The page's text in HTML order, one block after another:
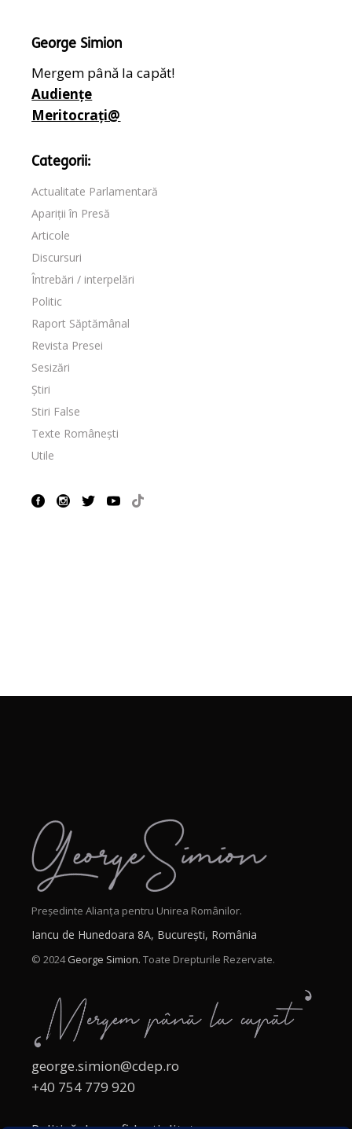
George Simion
Mergem până la capăt!
Audiențe
Meritocrați@
Categorii:
Actualitate Parlamentară
Apariții în Presă
Articole
Discursuri
Întrebări / interpelări
Politic
Raport Săptămânal
Revista Presei
Sesizări
Știri
Stiri False
Texte Românești
Utile
Președinte Alianța pentru Unirea Românilor.
Iancu de Hunedoara 8A, București, România
© 2024George Simion. Toate Drepturile Rezervate.
george.simion@cdep.ro
+40 754 779 920